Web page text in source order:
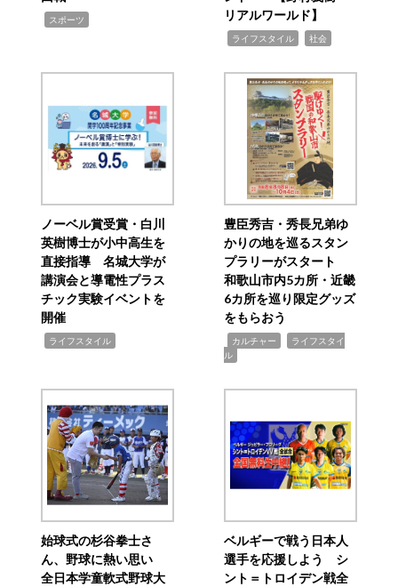
スポーツ
リアルワールド】
ライフスタイル 社会
ノーベル賞受賞・白川
英樹博士が小中高生を
直接指導 名城大学が
講演会と導電性プラス
チック実験イベントを
開催
ライフスタイル
豊臣秀吉・秀長兄弟ゆ
かりの地を巡るスタン
プラリーがスタート
和歌山市内5カ所・近畿
6カ所を巡り限定グッズ
をもらおう
カルチャー
ライフスタイ
ル
始球式の杉谷拳士さ
ん、野球に熱い思い
全日本学童軟式野球大
ベルギーで戦う日本人
選手を応援しよう シ
ント＝トロイデン戦全